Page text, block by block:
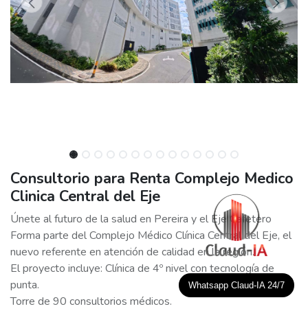
Consultorio para Renta Complejo Medico
Clinica Central del Eje
Únete al futuro de la salud en Pereira y el Eje Cafetero
Forma parte del Complejo Médico Clínica Central del Eje, el
nuevo referente en atención de calidad en la región.
El proyecto incluye: Clínica de 4º nivel con tecnología de
punta.
Torre de 90 consultorios médicos.
Whatsapp Claud-IA 24/7